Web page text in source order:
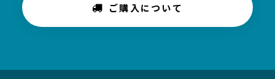
ご購入について